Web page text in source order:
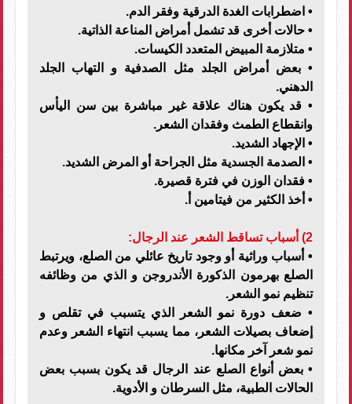
• اضطرابات الغدة الدرقية وفقر الدم.
• حالات أخرى قد تشمل أمراض المناعة الذاتية.
• متلازمة المبيض المتعدد الكيسات.
• بعض أمراض الجلد مثل الصدفية و التهاب الجلد
الدهني.
• قد يكون هناك علاقة غير مباشرة بين سن اليأس
وانقطاع الطمث وفقدان الشعر.
• الإجهاد الشديد.
• الصدمة الجسدية مثل الجراحة أو المرض الشديد.
• فقدان الوزن في فترة قصيرة.
• أخذ الكثير من فيتامين أ.
2) أسباب تساقط الشعر عند الرجال:
• أسباب وراثية أو وجود تاريخ عائلي من الصلع، ويرتبط
الصلع بهرمون الذكورة الأندروجن و الذي من وظائفه
تنظيم نمو الشعر.
• ضعف دورة نمو الشعر الذي يتسبب في تقلص و
إضعاف بصيلات الشعر، مما يسبب انتهاء الشعر وعدم
نمو شعر آخر مكانها.
• بعض أنواع الصلع عند الرجال قد يكون بسبب بعض
الحالات الطبية، مثل السرطان و الأدوية.